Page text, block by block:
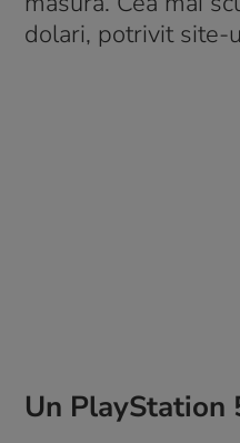
dolari, potrivit site-
Un PlayStation